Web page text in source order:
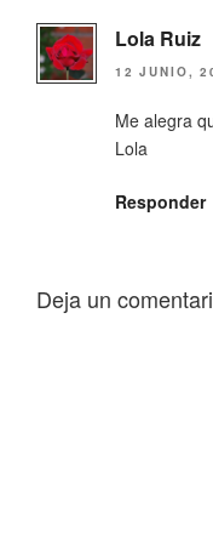
Lola Ruiz
12 JUNIO,
Me alegra
Lola
Responder
Deja un